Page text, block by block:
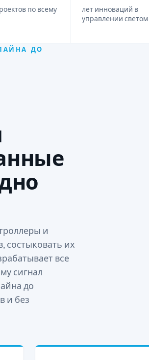
по всему
лет инноваций в
управлении светом
ДО
и
состыковать их
все
сигнал
до
и без